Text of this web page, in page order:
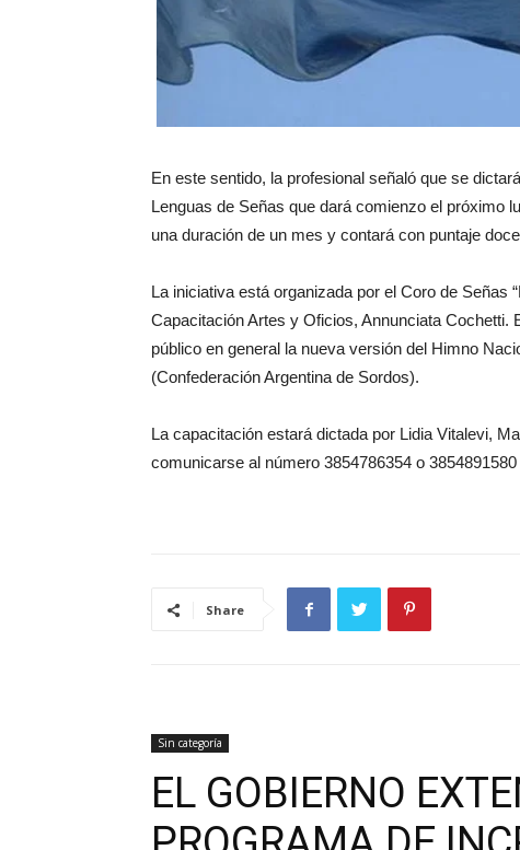
En este sentido, la profesional señaló que se
Lenguas de Señas que dará comienzo el próximo
una duración de un mes y contará con puntaje
La iniciativa está organizada por el Coro de Señas
Capacitación Artes y Oficios, Annunciata
público en general la nueva versión del Himno
(Confederación Argentina de Sordos).
La capacitación estará dictada por Lidia Vitalevi,
comunicarse al número 3854786354 o 3854891580
Share